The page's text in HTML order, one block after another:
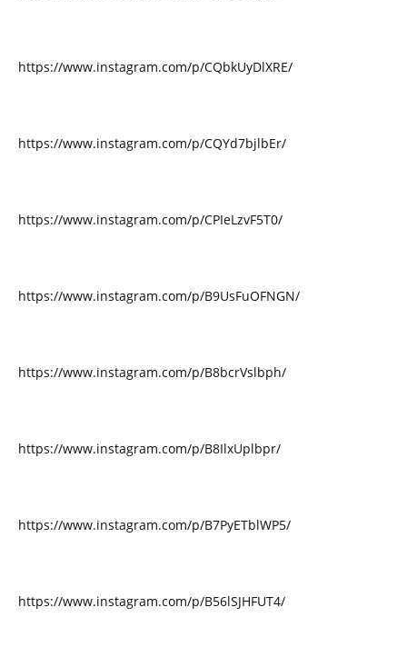
https://www.instagram.com/p/CQbkUyDlXRE/
https://www.instagram.com/p/CQYd7bjlbEr/
https://www.instagram.com/p/CPIeLzvF5T0/
https://www.instagram.com/p/B9UsFuOFNGN/
https://www.instagram.com/p/B8bcrVslbph/
https://www.instagram.com/p/B8IlxUplbpr/
https://www.instagram.com/p/B7PyETblWP5/
https://www.instagram.com/p/B56lSJHFUT4/